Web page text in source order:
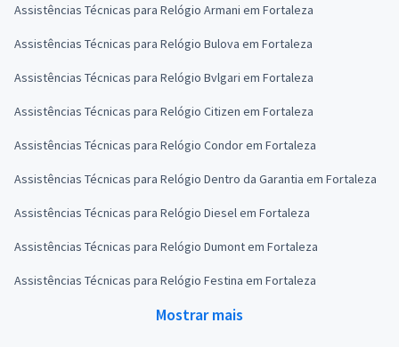
Assistências Técnicas para Relógio Armani em Fortaleza
Assistências Técnicas para Relógio Bulova em Fortaleza
Assistências Técnicas para Relógio Bvlgari em Fortaleza
Assistências Técnicas para Relógio Citizen em Fortaleza
Assistências Técnicas para Relógio Condor em Fortaleza
Assistências Técnicas para Relógio Dentro da Garantia em Fortaleza
Assistências Técnicas para Relógio Diesel em Fortaleza
Assistências Técnicas para Relógio Dumont em Fortaleza
Assistências Técnicas para Relógio Festina em Fortaleza
Mostrar mais